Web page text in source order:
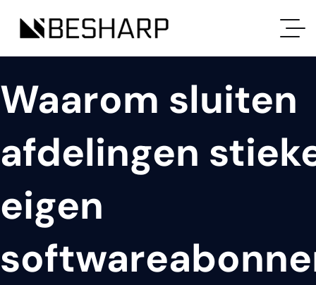
Waarom sluiten
afdelingen
eigen